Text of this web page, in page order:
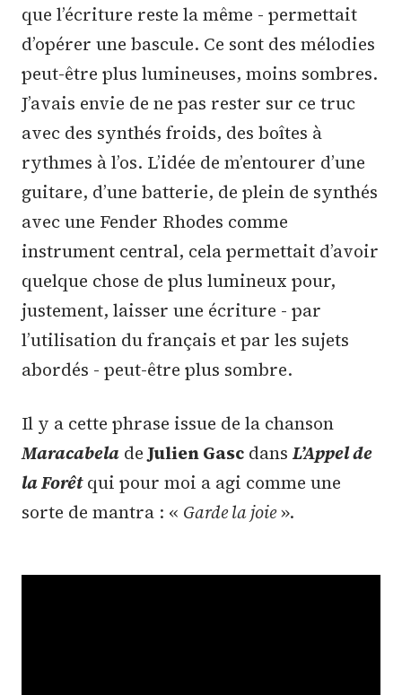
que l’écriture reste la même - permettait
d’opérer une bascule. Ce sont des mélodies
peut-être plus lumineuses, moins sombres.
J’avais envie de ne pas rester sur ce truc
avec des synthés froids, des boîtes à
rythmes à l’os. L’idée de m’entourer d’une
guitare, d’une batterie, de plein de synthés
avec une Fender Rhodes comme
instrument central, cela permettait d’avoir
quelque chose de plus lumineux pour,
justement, laisser une écriture - par
l’utilisation du français et par les sujets
abordés - peut-être plus sombre.
Il y a cette phrase issue de la chanson
Maracabela de Julien Gasc dans L’Appel de
la Forêtqui pour moi a agi comme une
sorte de mantra : « Garde la joie».